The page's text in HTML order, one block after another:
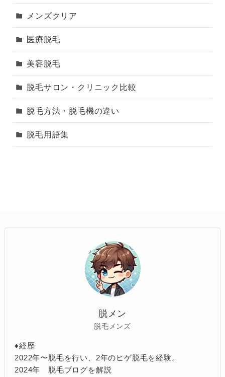
メンズクリア
医療脱毛
美容脱毛
脱毛サロン・クリニック比較
脱毛方法・脱毛機の違い
脱毛用語集
脱メン
脱毛メンズ
♦︎経歴
2022年〜脱毛を行い、2年のヒゲ脱毛を経験。
2024年 脱毛ブログを解説